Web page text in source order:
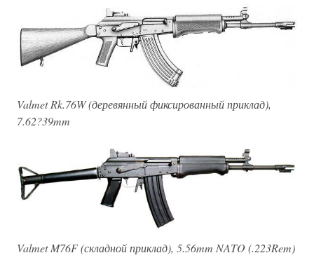
Valmet Rk.76W (деревянный фиксированный приклад),
7.62?39mm
Valmet M76F (складной приклад), 5.56mm NATO (.223Rem)